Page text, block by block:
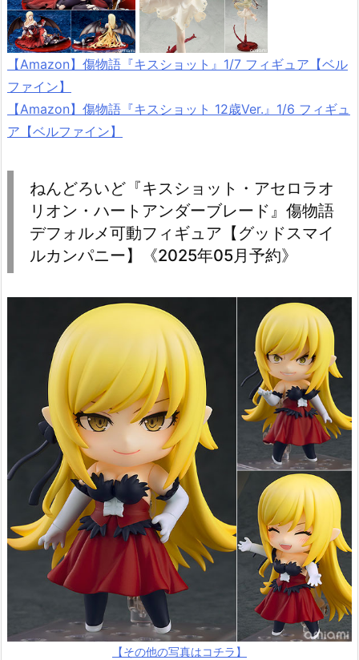
【Amazon】傷物語『キスショット』1/7 フィギュア【ベル
ファイン】
【Amazon】傷物語『キスショット 12歳Ver.』1/6 フィギュ
ア【ベルファイン】
ねんどろいど『キスショット・アセロラオ
リオン・ハートアンダーブレード』傷物語
デフォルメ可動フィギュア【グッドスマイ
ルカンパニー】《2025年05月予約》
【その他の写真はコチラ】